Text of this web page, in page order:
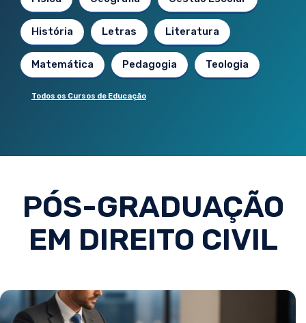
História Letras Literatura
Matemática Pedagogia Teologia
Todos os Cursos de Educação
PÓS-GRADUAÇÃO
EM DIREITO CIVIL